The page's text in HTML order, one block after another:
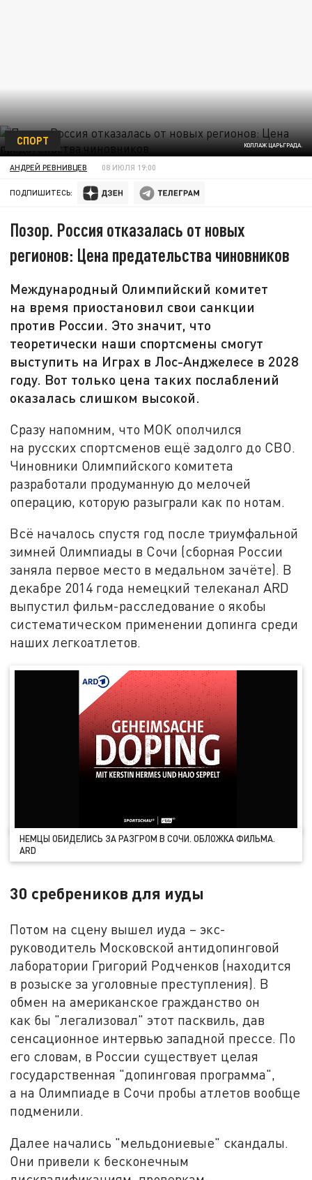
КОЛЛАЖ ЦАРЬГРАДА.
СПОРТ
АНДРЕЙ РЕВНИВЦЕВ 08 ИЮЛЯ 19:00
ПОДПИШИТЕСЬ:
Позор. Россия отказалась от новых
регионов: Цена предательства чиновников
Международный Олимпийский комитет
на время приостановил свои санкции
против России. Это значит, что
теоретически наши спортсмены смогут
выступить на Играх в Лос-Анджелесе в 2028
году. Вот только цена таких послаблений
оказалась слишком высокой.
Сразу напомним, что МОК ополчился
на русских спортсменов ещё задолго до СВО.
Чиновники Олимпийского комитета
разработали продуманную до мелочей
операцию, которую разыграли как по нотам.
Всё началось спустя год после триумфальной
зимней Олимпиады в Сочи (сборная России
заняла первое место в медальном зачёте). В
декабре 2014 года немецкий телеканал ARD
выпустил фильм-расследование о якобы
систематическом применении допинга среди
наших легкоатлетов.
НЕМЦЫ ОБИДЕЛИСЬ ЗА РАЗГРОМ В СОЧИ. ОБЛОЖКА ФИЛЬМА.
ARD
30 сребреников для иуды
Потом на сцену вышел иуда – экс-
руководитель Московской антидопинговой
лаборатории Григорий Родченков (находится
в розыске за уголовные преступления). В
обмен на американское гражданство он
как бы "легализовал" этот пасквиль, дав
сенсационное интервью западной прессе. По
его словам, в России существует целая
государственная "допинговая программа",
а на Олимпиаде в Сочи пробы атлетов вообще
подменили.
Далее начались "мельдониевые" скандалы.
Они привели к бесконечным